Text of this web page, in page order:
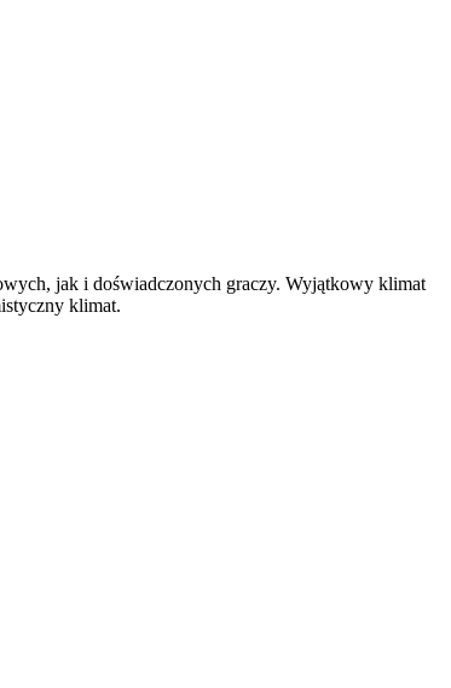
jak i doświadczonych graczy. Wyjątkowy klimat
klimat.